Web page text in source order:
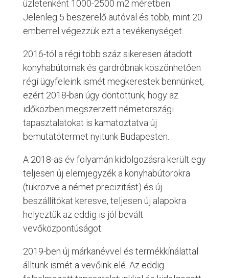
üzletenként 1000-2500 m2 méretben.
Jelenleg 5 beszerelő autóval és több, mint 20
emberrel végezzük ezt a tevékenységet.
2016-tól a régi több száz sikeresen átadott
konyhabútornak és gardróbnak köszönhetően
régi ügyfeleink ismét megkerestek bennünket,
ezért 2018-ban úgy döntöttünk, hogy az
időközben megszerzett németországi
tapasztalatokat is kamatoztatva új
bemutatótermet nyitunk Budapesten.
A 2018-as év folyamán kidolgozásra került egy
teljesen új elemjegyzék a konyhabútorokra
(tükrözve a német precizitást) és új
beszállítókat keresve, teljesen új alapokra
helyeztük az eddig is jól bevált
vevőközpontúságot.
2019-ben új márkanévvel és termékkínálattal
álltunk ismét a vevőink elé. Az eddig